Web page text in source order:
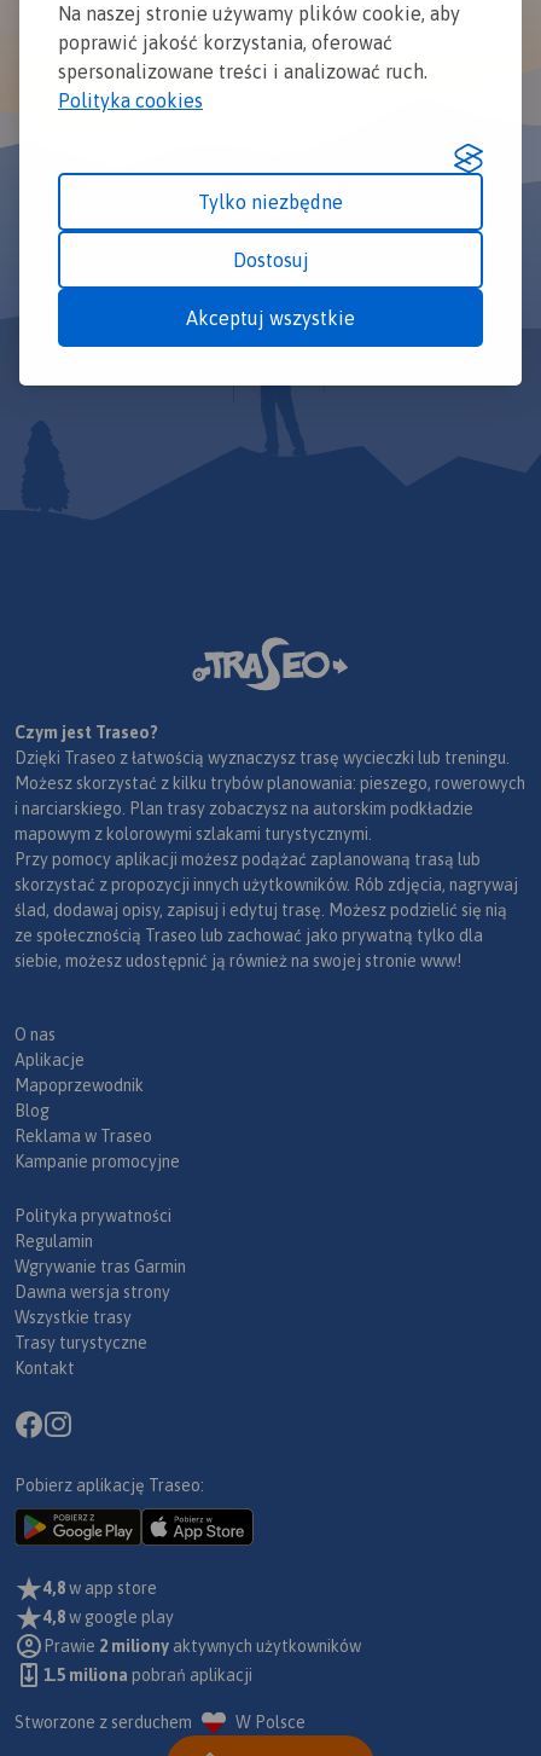
Na naszej stronie używamy plików cookie, aby
poprawić jakość korzystania, oferować
spersonalizowane treści i analizować ruch.
Polityka cookies
Tylko niezbędne
Dostosuj
Akceptuj wszystkie
Czym jest Traseo?
Dzięki Traseo z łatwością wyznaczysz trasę wycieczki lub treningu.
Możesz skorzystać z kilku trybów planowania: pieszego, rowerowych
i narciarskiego. Plan trasy zobaczysz na autorskim podkładzie
mapowym z kolorowymi szlakami turystycznymi.
Przy pomocy aplikacji możesz podążać zaplanowaną trasą lub
skorzystać z propozycji innych użytkowników. Rób zdjęcia, nagrywaj
ślad, dodawaj opisy, zapisuj i edytuj trasę. Możesz podzielić się nią
ze społecznością Traseo lub zachować jako prywatną tylko dla
siebie, możesz udostępnić ją również na swojej stronie www!
O nas
Aplikacje
Mapoprzewodnik
Blog
Reklama w Traseo
Kampanie promocyjne
Polityka prywatności
Regulamin
Wgrywanie tras Garmin
Dawna wersja strony
Wszystkie trasy
Trasy turystyczne
Kontakt
Pobierz aplikację Traseo:
4,8w app store
4,8w google play
Prawie 2 miliony aktywnych użytkowników
1.5 miliona pobrań aplikacji
Stworzone z serduchem W Polsce